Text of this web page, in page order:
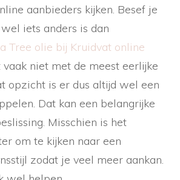
aanbieders kijken. Besef je
iets anders is dan
Tree olie bij Kruidvat online
vaak niet met de meest eerlijke
opzicht is er dus altijd wel een
Dat kan een belangrijke
Misschien is het
om te kijken naar een
zodat je veel meer aankan.